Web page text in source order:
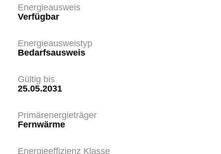
Energieausweis
Verfügbar
Energie­ausweistyp
Bedarfsausweis
Gültig bis
25.05.2031
Primärenergieträger
Fernwärme
Energieeffizienz Klasse